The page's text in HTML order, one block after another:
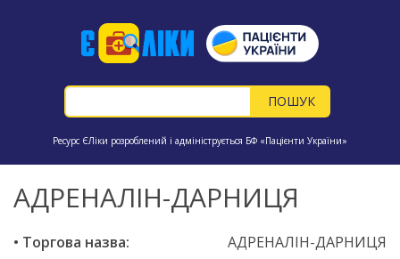
Ресурс ЄЛіки розроблений і адмініструється БФ «Пацієнти України»
АДРЕНАЛІН-ДАРНИЦЯ
• Торгова назва: АДРЕНАЛІН-ДАРНИЦЯ